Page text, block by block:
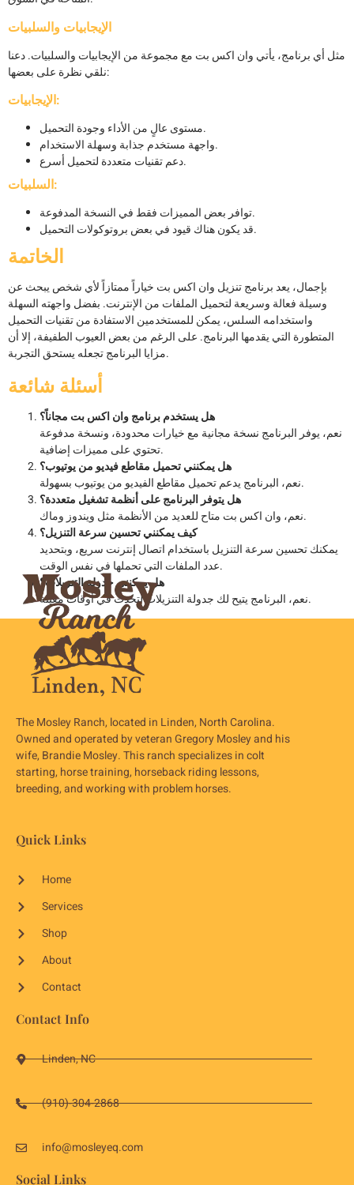
الإيجابيات والسلبيات
مثل أي برنامج، يأتي وان اكس بت مع مجموعة من الإيجابيات والسلبيات. دعنا
نلقي نظرة على بعضها:
الإيجابيات:
مستوى عالٍ من الأداء وجودة التحميل.
واجهة مستخدم جذابة وسهلة الاستخدام.
دعم تقنيات متعددة لتحميل أسرع.
السلبيات:
توافر بعض المميزات فقط في النسخة المدفوعة.
قد يكون هناك قيود في بعض بروتوكولات التحميل.
الخاتمة
بإجمال، يعد برنامج تنزيل وان اكس بت خياراً ممتازاً لأي شخص يبحث عن
وسيلة فعالة وسريعة لتحميل الملفات من الإنترنت. بفضل واجهته السهلة
واستخدامه السلس، يمكن للمستخدمين الاستفادة من تقنيات التحميل
المتطورة التي يقدمها البرنامج. على الرغم من بعض العيوب الطفيفة، إلا أن
مزايا البرنامج تجعله يستحق التجربة.
أسئلة شائعة
هل يستخدم برنامج وان اكس بت مجاناً؟
نعم، يوفر البرنامج نسخة مجانية مع خيارات محدودة، ونسخة مدفوعة
تحتوي على مميزات إضافية.
هل يمكنني تحميل مقاطع فيديو من يوتيوب؟
نعم، البرنامج يدعم تحميل مقاطع الفيديو من يوتيوب بسهولة.
هل يتوفر البرنامج على أنظمة تشغيل متعددة؟
نعم، وان اكس بت متاح للعديد من الأنظمة مثل ويندوز وماك.
كيف يمكنني تحسين سرعة التنزيل؟
يمكنك تحسين سرعة التنزيل باستخدام اتصال إنترنت سريع، وبتحديد
عدد الملفات التي تحملها في نفس الوقت.
هل يمكنني جدولة التنزيلات؟
نعم، البرنامج يتيح لك جدولة التنزيلات لتحدث في أوقات معينة.
The Mosley Ranch, located in Linden, North Carolina.
Owned and operated by veteran Gregory Mosley and his
wife, Brandie Mosley. This ranch specializes in colt
starting, horse training, horseback riding lessons,
breeding, and working with problem horses.
Quick Links
Home
Services
Shop
About
Contact
Contact Info
Linden, NC
(910)-304-2868
info@mosleyeq.com
Social Links